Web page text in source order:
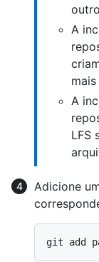
A
A
LFS
Adicione